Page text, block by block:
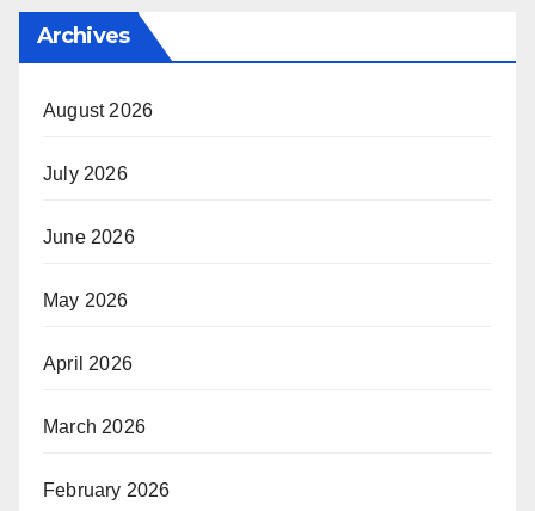
Archives
August 2026
July 2026
June 2026
May 2026
April 2026
March 2026
February 2026